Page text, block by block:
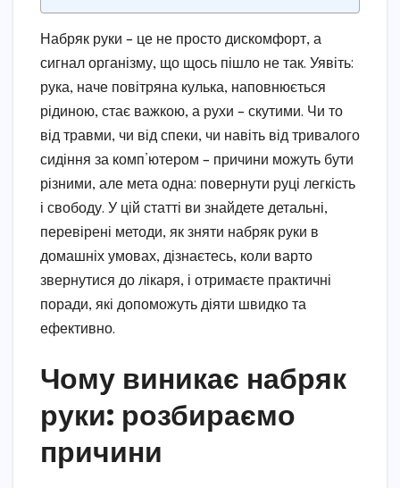
Набряк руки – це не просто дискомфорт, а
сигнал організму, що щось пішло не так. Уявіть:
рука, наче повітряна кулька, наповнюється
рідиною, стає важкою, а рухи – скутими. Чи то
від травми, чи від спеки, чи навіть від тривалого
сидіння за комп’ютером – причини можуть бути
різними, але мета одна: повернути руці легкість
і свободу. У цій статті ви знайдете детальні,
перевірені методи, як зняти набряк руки в
домашніх умовах, дізнаєтесь, коли варто
звернутися до лікаря, і отримаєте практичні
поради, які допоможуть діяти швидко та
ефективно.
Чому виникає набряк
руки: розбираємо
причини